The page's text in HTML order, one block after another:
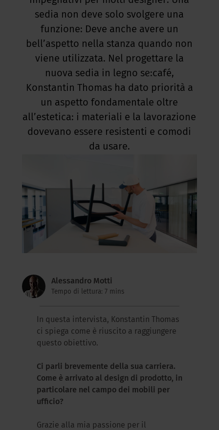
sedia non deve solo svolgere una
funzione: Deve anche avere un
bell’aspetto nella stanza quando non
viene utilizzata. Nel progettare la
nuova sedia in legno se:café,
Konstantin Thomas ha dato priorità a
un aspetto fondamentale oltre
all’estetica: i materiali e la lavorazione
dovevano essere resistenti e comodi
da usare.
Alessandro Motti
Tempo di lettura: 7 mins
In questa intervista, Konstantin Thomas
ci spiega come è riuscito a raggiungere
questo obiettivo.
Ci parli brevemente della sua carriera.
Come è arrivato al design di prodotto, in
particolare nel campo dei mobili per
ufficio?
Grazie alla mia passione per il